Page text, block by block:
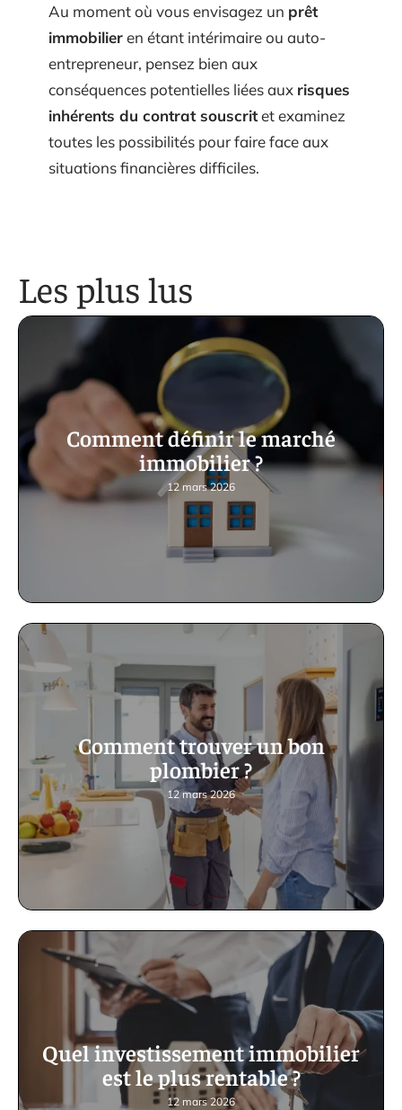
Au moment où vous envisagez un prêt
immobilieren étant intérimaire ou auto-
entrepreneur, pensez bien aux
conséquences potentielles liées aux risques
inhérents du contrat souscritet examinez
toutes les possibilités pour faire face aux
situations financières difficiles.
Les plus lus
Comment définir le marché
immobilier ?
12 mars 2026
Comment trouver un bon
plombier ?
12 mars 2026
Quel investissement immobilier
est le plus rentable ?
12 mars 2026